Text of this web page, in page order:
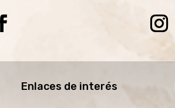
Enlaces de interés